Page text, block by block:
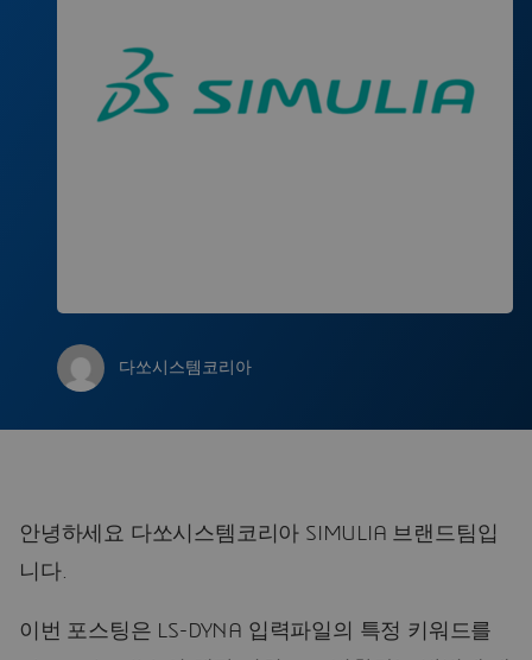
다쏘시스템코리아
안녕하세요 다쏘시스템코리아 SIMULIA 브랜드팀입
니다.
이번 포스팅은 LS-DYNA 입력파일의 특정 키워드를